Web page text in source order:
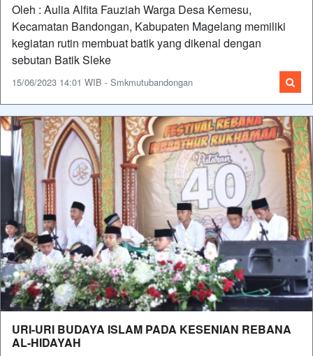
Oleh : Aulia Alfita Fauziah Warga Desa Kemesu,
Kecamatan Bandongan, Kabupaten Magelang memiliki
kegiatan rutin membuat batik yang dikenal dengan
sebutan Batik Sleke
15/06/2023 14:01 WIB - Smkmutubandongan
URI-URI BUDAYA ISLAM PADA KESENIAN REBANA
AL-HIDAYAH